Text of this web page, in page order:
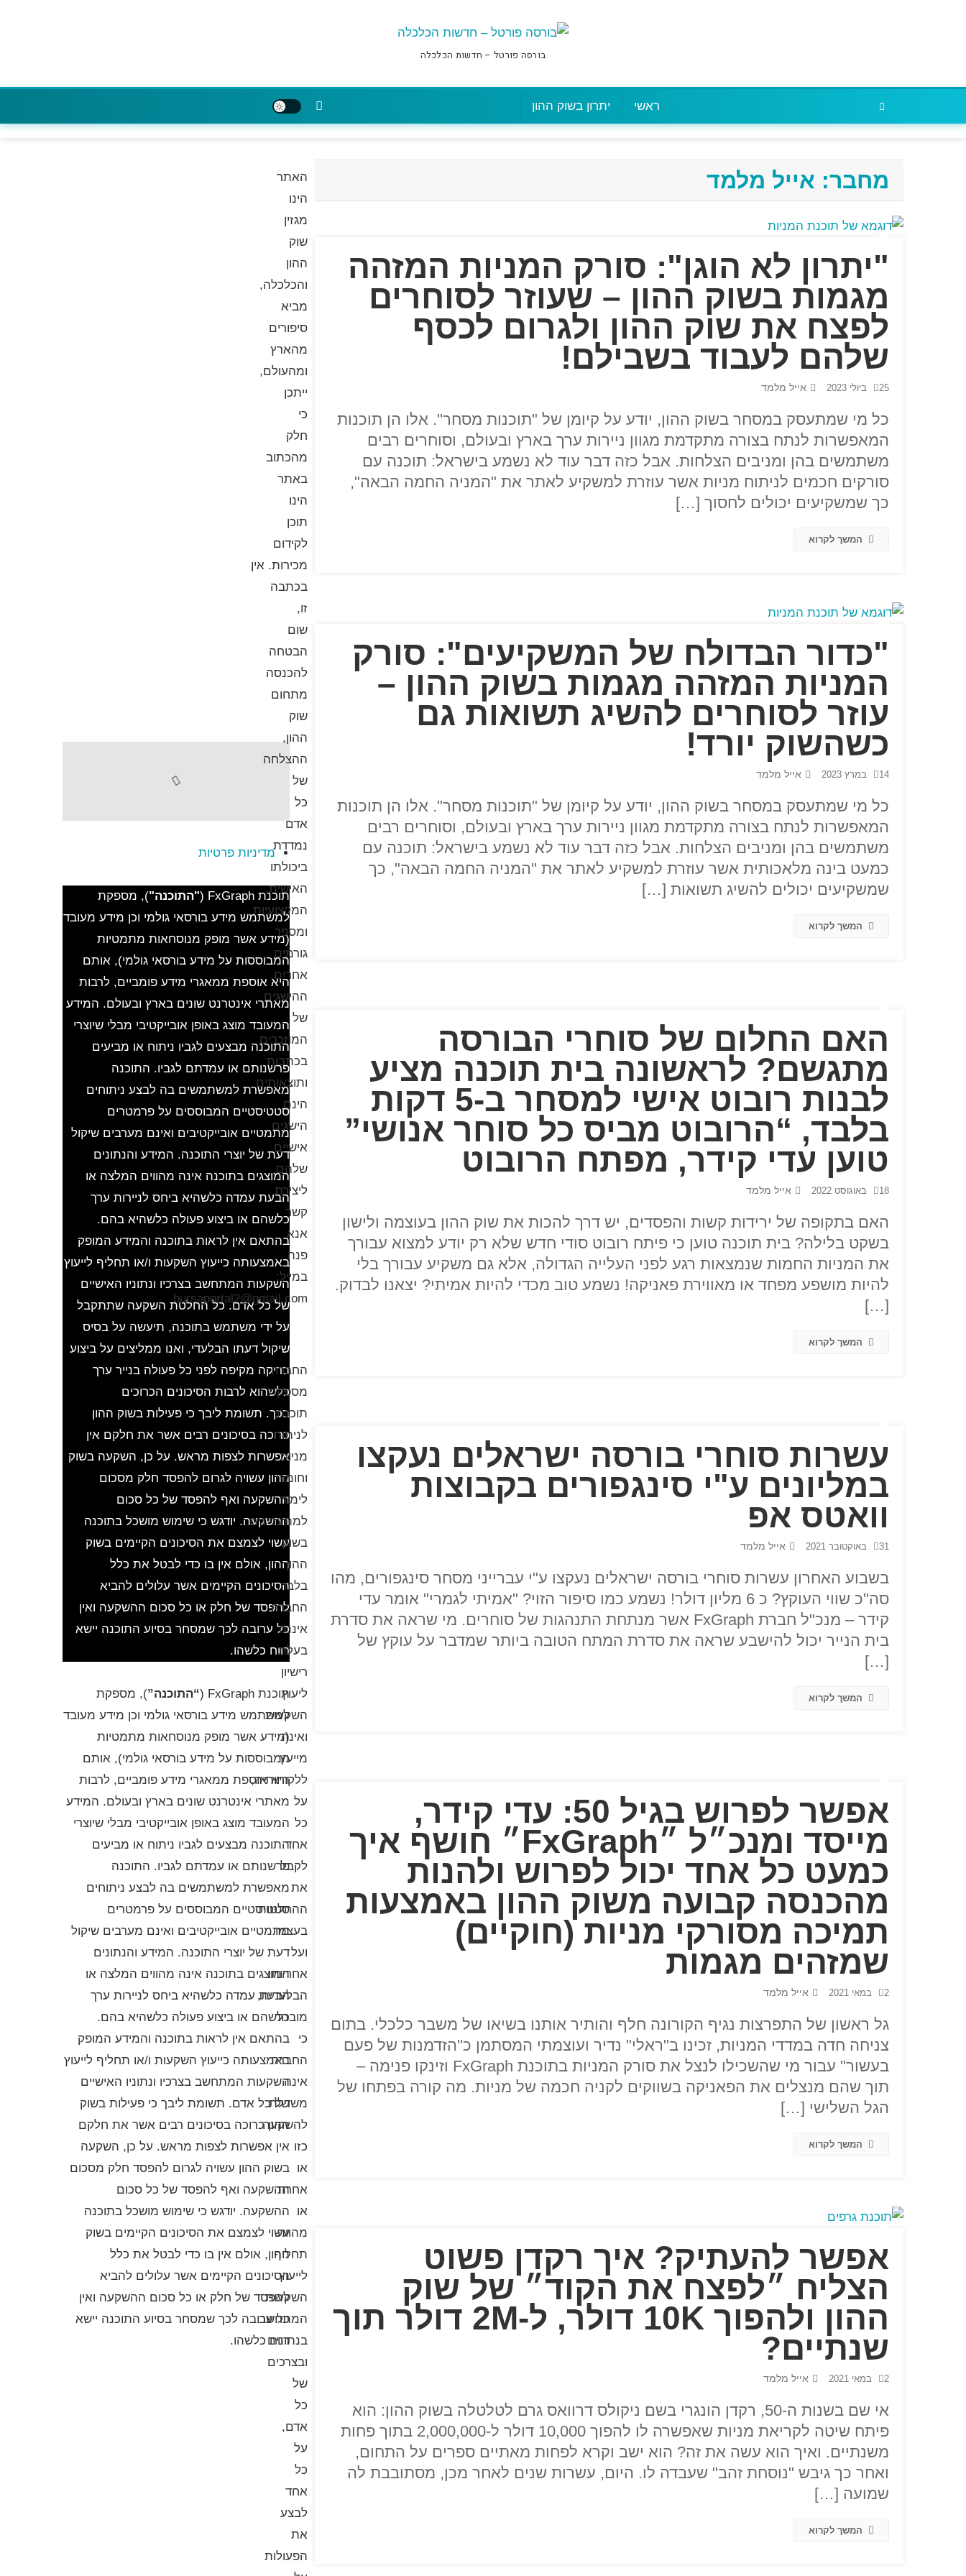
בורסה פורטל – חדשות הכלכלה
ראשי יתרון בשוק ההון
מחבר: אייל מלמד
"יתרון לא הוגן": סורק המניות המזהה
מגמות בשוק ההון – שעוזר לסוחרים
לפצח את שוק ההון ולגרום לכסף
שלהם לעבוד בשבילם!
25 ביולי 2023 אייל מלמד
כל מי שמתעסק במסחר בשוק ההון, יודע על קיומן של "תוכנות מסחר". אלו הן תוכנות
המאפשרות לנתח בצורה מתקדמת מגוון ניירות ערך בארץ ובעולם, וסוחרים רבים
משתמשים בהן ומניבים הצלחות. אבל כזה דבר עוד לא נשמע בישראל: תוכנה עם
סורקים חכמים לניתוח מניות אשר עוזרת למשקיע לאתר את "המניה החמה הבאה",
כך שמשקיעים יכולים לחסוך […]
המשך לקרוא
"כדור הבדולח של המשקיעים": סורק
המניות המזהה מגמות בשוק ההון –
עוזר לסוחרים להשיג תשואות גם
כשהשוק יורד!
14 במרץ 2023 אייל מלמד
כל מי שמתעסק במסחר בשוק ההון, יודע על קיומן של "תוכנות מסחר". אלו הן תוכנות
המאפשרות לנתח בצורה מתקדמת מגוון ניירות ערך בארץ ובעולם, וסוחרים רבים
משתמשים בהן ומניבים הצלחות. אבל כזה דבר עוד לא נשמע בישראל: תוכנה עם
כמעט בינה מלאכותית אשר עוזרת למשקיע לאתר את "המניה החמה הבאה", כך
שמשקיעים יכולים להשיג תשואות […]
המשך לקרוא
האם החלום של סוחרי הבורסה
מתגשם? לראשונה בית תוכנה מציע
לבנות רובוט אישי למסחר ב-5 דקות
בלבד, “הרובוט מביס כל סוחר אנושי”
טוען עדי קידר, מפתח הרובוט
18 באוגוסט 2022 אייל מלמד
האם בתקופה של ירידות קשות והפסדים, יש דרך להכות את שוק ההון בעוצמה ולישון
בשקט בלילה? בית תוכנה טוען כי פיתח רובוט סודי חדש שלא רק יודע למצוא עבורך
את המניות החמות שנמצאות רגע לפני העלייה הגדולה, אלא גם משקיע עבורך בלי
להיות מושפע מפחד או מאווירת פאניקה! נשמע טוב מכדי להיות אמיתי? יצאנו לבדוק.
[…]
המשך לקרוא
עשרות סוחרי בורסה ישראלים נעקצו
במליונים ע"י סינגפורים בקבוצות
וואטס אפ
31 באוקטובר 2021 אייל מלמד
בשבוע האחרון עשרות סוחרי בורסה ישראלים נעקצו ע"י עברייני מסחר סינגפורים, מהו
סה"כ שווי העוקץ? כ 6 מליון דולר! נשמע כמו סיפור הזוי? "אמיתי לגמרי" אומר עדי
קידר – מנכ"ל חברת FxGraph אשר מנתחת התנהגות של סוחרים. מי שראה את סדרת
בית הנייר יכול להישבע שראה את סדרת המתח הטובה ביותר שמדבר על עוקץ של
[…]
המשך לקרוא
אפשר לפרוש בגיל 50: עדי קידר,
מייסד ומנכ״ל ״FxGraph״ חושף איך
כמעט כל אחד יכול לפרוש ולהנות
מהכנסה קבועה משוק ההון באמצעות
תמיכה מסורקי מניות (חוקיים)
שמזהים מגמות
2 במאי 2021 אייל מלמד
גל ראשון של התפרצות נגיף הקורונה חלף והותיר אותנו בשיאו של משבר כלכלי. בתום
צניחה חדה במדדי המניות, זכינו ב"ראלי" נדיר ועוצמתי המסתמן כ"הזדמנות של פעם
בעשור" עבור מי שהשכילו לנצל את סורק המניות בתוכנת FxGraph וזינקו פנימה –
תוך שהם מנצלים את הפאניקה בשווקים לקניה חכמה של מניות. מה קורה בפתחו של
הגל השלישי […]
המשך לקרוא
אפשר להעתיק? איך רקדן פשוט
הצליח ״לפצח את הקוד״ של שוק
ההון ולהפוך 10K דולר, ל-2M דולר תוך
שנתיים?
2 במאי 2021 אייל מלמד
אי שם בשנות ה-50, רקדן הונגרי בשם ניקולס דרוואס גרם לטלטלה בשוק ההון: הוא
פיתח שיטה לקריאת מניות שאפשרה לו להפוך 10,000 דולר ל-2,000,000 בתוך פחות
משנתיים. ואיך הוא עשה את זה? הוא ישב וקרא לפחות מאתיים ספרים על התחום,
ואחר כך גיבש "נוסחת זהב" שעבדה לו. היום, עשרות שנים לאחר מכן, מסתובבת לה
שמועה […]
המשך לקרוא
מדיניות פרטיות
תוכנת FxGraph ( "התוכנה"), מספקת
למשתמש מידע בורסאי גולמי וכן מידע מעובד
(מידע אשר מופק מנוסחאות מתמטיות
המבוססות על מידע בורסאי גולמי), אותם
היא אוספת ממאגרי מידע פומביים, לרבות
מאתרי אינטרנט שונים בארץ ובעולם. המידע
המעובד מוצג באופן אובייקטיבי מבלי שיוצרי
התוכנה מבצעים לגביו ניתוח או מביעים
פרשנותם או עמדתם לגביו. התוכנה
מאפשרת למשתמשים בה לבצע ניתוחים
סטטיסטיים המבוססים על פרמטרים
מתמטיים אובייקטיבים ואינם מערבים שיקול
דעת של יוצרי התוכנה. המידע והנתונים
המוצגים בתוכנה אינה מהווים המלצה או
הבעת עמדה כלשהיא ביחס לניירות ערך
כלשהם או ביצוע פעולה כלשהיא בהם.
בהתאם אין לראות בתוכנה והמידע המופק
באמצעותה כייעוץ השקעות ו/או תחליף לייעוץ
השקעות המתחשב בצרכיו ונתוניו האישיים
של כל אדם. כל החלטת השקעה שתתקבל
על ידי משתמש בתוכנה, תיעשה על בסיס
שיקול דעתו הבלעדי, ואנו ממליצים על ביצוע
בדיקה מקיפה לפני כל פעולה בנייר ערך
כלשהוא לרבות הסיכונים הכרוכים
בכך. תשומת ליבך כי פעילות בשוק ההון
כרוכה בסיכונים רבים אשר את חלקם אין
אפשרות לצפות מראש. על כן, השקעה בשוק
ההון עשויה לגרום להפסד חלק מסכום
ההשקעה ואף להפסד של כל סכום
ההשקעה. יודגש כי שימוש מושכל בתוכנה
עשוי לצמצם את הסיכונים הקיימים בשוק
ההון, אולם אין בו כדי לבטל את כלל
הסיכונים הקיימים אשר עלולים להביא
להפסד של חלק או כל סכום ההשקעה ואין
כל ערובה לכך שמסחר בסיוע התוכנה יישא
רווח כלשהו.
תוכנת FxGraph ( “התוכנה”), מספקת
למשתמש מידע בורסאי גולמי וכן מידע מעובד
(מידע אשר מופק מנוסחאות מתמטיות
המבוססות על מידע בורסאי גולמי), אותם
היא אוספת ממאגרי מידע פומביים, לרבות
מאתרי אינטרנט שונים בארץ ובעולם. המידע
המעובד מוצג באופן אובייקטיבי מבלי שיוצרי
התוכנה מבצעים לגביו ניתוח או מביעים
פרשנותם או עמדתם לגביו. התוכנה
מאפשרת למשתמשים בה לבצע ניתוחים
סטטיסטיים המבוססים על פרמטרים
מתמטיים אובייקטיבים ואינם מערבים שיקול
דעת של יוצרי התוכנה. המידע והנתונים
המוצגים בתוכנה אינה מהווים המלצה או
הבעת עמדה כלשהיא ביחס לניירות ערך
כלשהם או ביצוע פעולה כלשהיא בהם.
בהתאם אין לראות בתוכנה והמידע המופק
באמצעותה כייעוץ השקעות ו/או תחליף לייעוץ
השקעות המתחשב בצרכיו ונתוניו האישיים
של כל אדם. תשומת ליבך כי פעילות בשוק
ההון כרוכה בסיכונים רבים אשר את חלקם
אין אפשרות לצפות מראש. על כן, השקעה
בשוק ההון עשויה לגרום להפסד חלק מסכום
ההשקעה ואף להפסד של כל סכום
ההשקעה. יודגש כי שימוש מושכל בתוכנה
עשוי לצמצם את הסיכונים הקיימים בשוק
ההון, אולם אין בו כדי לבטל את כלל
הסיכונים הקיימים אשר עלולים להביא
להפסד של חלק או כל סכום ההשקעה ואין
כל ערובה לכך שמסחר בסיוע התוכנה יישא
רווח כלשהו.
האתר
הינו
מגזין
שוק
ההון
והכלכלה,
מביא
סיפורים
מהארץ
ומהעולם,
ייתכן
כי
חלק
מהכתוב
באתר
הינו
תוכן
לקידום
מכירות. אין
בכתבה
זו,
שום
הבטחה
להכנסה
מתחום
שוק
ההון,
ההצלחה
של
כל
אדם
נמדדת
ביכולתו
האישית,
המקצועיות
ומספר
גורמים
אחרים.
ההישגים
של
המוזכרים
בכתבות
ותוצאותים
הינם
הישגים
אישיים
שלהם.
ליצירת
קשר
אנא
פנה
במייל:
bursaportal2@gmail.com
החברה
מספקת
תוכנה
לניתוח
מניות
וחומרי
לימוד
למתעניינים
בשוק
ההון
בלבד,
החברה
איננה
בעלת
רישיון
ליעוץ
השקעות
ואינה
מייעץ
ללקוחותיה,
על
כל
אחד
לקבל
את
ההחלטות
בעצמו
ועל
אחריותו
הבלעדית,
מובהר
כי
החברה
אינה
משדלת
להשקעה
כזו
או
אחרת
או
מהווה
תחליף
לייעוץ
השקעות
המתחשב
בנתונים
ובצרכים
של
כל
אדם,
על
כל
אחד
לבצע
את
הפעולות